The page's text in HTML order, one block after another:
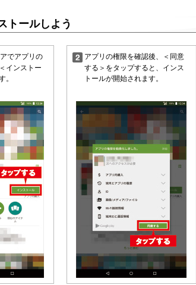
トールしよう
でアプリの
インストー
。
アプリの権限を確認後、＜同意
する＞をタップすると、インス
トールが開始されます。